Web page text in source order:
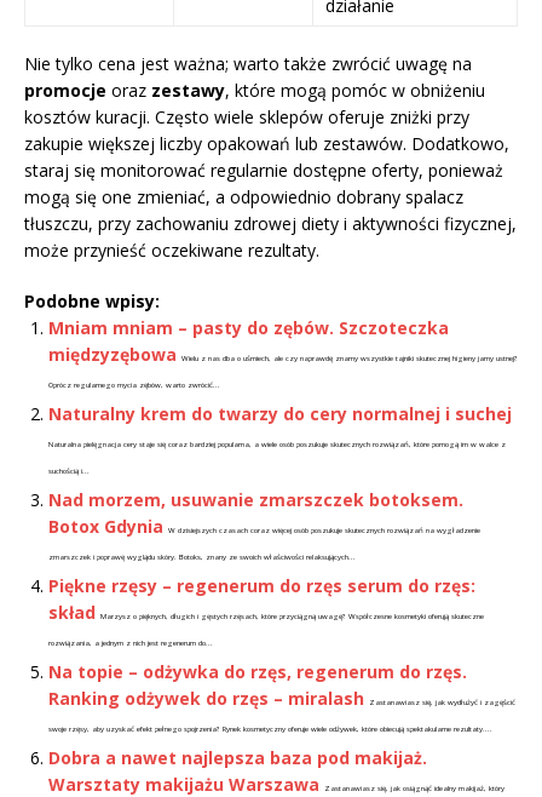
działanie
Nie tylko cena jest ważna; warto także zwrócić uwagę na
promocje oraz zestawy, które mogą pomóc w obniżeniu
kosztów kuracji. Często wiele sklepów oferuje zniżki przy
zakupie większej liczby opakowań lub zestawów. Dodatkowo,
staraj się monitorować regularnie dostępne oferty, ponieważ
mogą się one zmieniać, a odpowiednio dobrany spalacz
tłuszczu, przy zachowaniu zdrowej diety i aktywności fizycznej,
może przynieść oczekiwane rezultaty.
Podobne wpisy:
Mniam mniam – pasty do zębów. Szczoteczka
międzyzębowa
Wielu z nas dba o uśmiech, ale czy naprawdę znamy wszystkie tajniki skutecznej higieny jamy ustnej?
Oprócz regularnego mycia zębów, warto zwrócić...
Naturalny krem do twarzy do cery normalnej i suchej
Naturalna pielęgnacja cery staje się coraz bardziej popularna, a wiele osób poszukuje skutecznych rozwiązań, które pomogą im w walce z
suchością i...
Nad morzem, usuwanie zmarszczek botoksem.
Botox Gdynia
W dzisiejszych czasach coraz więcej osób poszukuje skutecznych rozwiązań na wygładzenie
zmarszczek i poprawę wyglądu skóry. Botoks, znany ze swoich właściwości relaksujących...
Piękne rzęsy – regenerum do rzęs serum do rzęs:
skład
Marzysz o pięknych, długich i gęstych rzęsach, które przyciągną uwagę? Współczesne kosmetyki oferują skuteczne
rozwiązania, a jednym z nich jest regenerum do...
Na topie – odżywka do rzęs, regenerum do rzęs.
Ranking odżywek do rzęs – miralash
Zastanawiasz się, jak wydłużyć i zagęścić
swoje rzęsy, aby uzyskać efekt pełnego spojrzenia? Rynek kosmetyczny oferuje wiele odżywek, które obiecują spektakularne rezultaty....
Dobra a nawet najlepsza baza pod makijaż.
Warsztaty makijażu Warszawa
Zastanawiasz się, jak osiągnąć idealny makijaż, który